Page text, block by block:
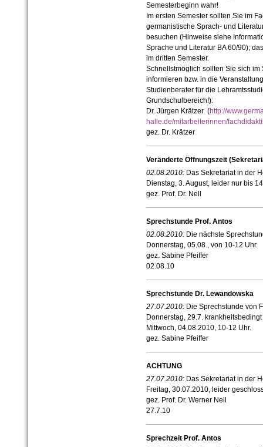
Semesterbeginn wahr!
Im ersten Semester sollten Sie im
germanistische Sprach- und
besuchen (Hinweise siehe
Sprache und Literatur BA 60/90);
im dritten Semester.
Schnellstmöglich sollten Sie sich im
informieren bzw. in die
Studienberater für die
Grundschulbereich!):
Dr. Jürgen Krätzer (http://
halle.de/mitarbeiterinnen/
gez. Dr. Krätzer
Veränderte Öffnungszeit
02.08.2010: Das Sekretariat in der
Dienstag, 3. August, leider nur bis
gez. Prof. Dr. Nell
Sprechstunde Prof. Antos
02.08.2010: Die nächste
Donnerstag, 05.08., von 10-12 Uhr.
gez. Sabine Pfeiffer
02.08.10
Sprechstunde Dr. Lewandowska
27.07.2010: Die Sprechstunde von
Donnerstag, 29.7.
Mittwoch, 04.08.2010, 10-12 Uhr.
gez. Sabine Pfeiffer
ACHTUNG
27.07.2010: Das Sekretariat in der
Freitag, 30.07.2010, leider
gez. Prof. Dr. Werner Nell
27.7.10
Sprechzeit Prof. Antos